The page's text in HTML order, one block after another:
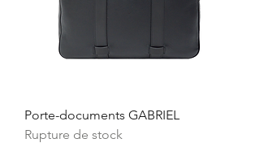
Porte-documents GABRIEL
Rupture de stock